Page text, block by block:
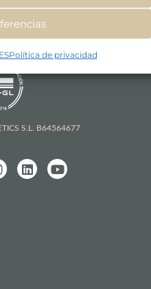
Política de privacidad
S.L. B64564677